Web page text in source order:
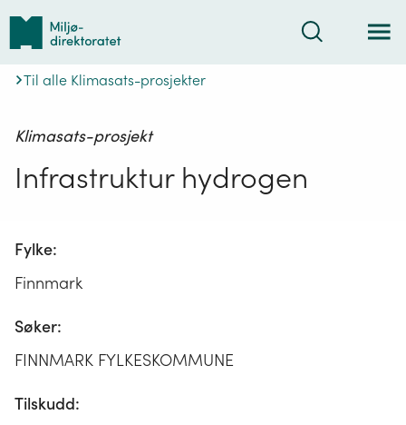
Tilbake
forsiden
Søk
Til alle Klimasats-prosjekter
Klimasats-prosjekt
Infrastruktur hydrogen
Fylke:
Finnmark
Søker:
FINNMARK FYLKESKOMMUNE
Tilskudd: